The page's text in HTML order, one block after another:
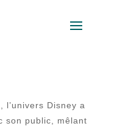
l’univers Disney a
son public, mêlant